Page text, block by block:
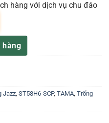
hàng với dịch vụ chu đáo
SCP 5 món kèm hardware
hàng
Jazz, ST58H6-SCP, TAMA, Trống